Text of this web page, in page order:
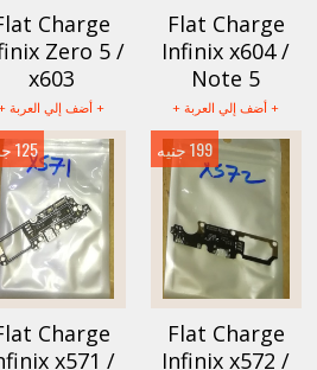
Flat Charge
Infinix x604 /
Note 5
+ أضف إلي العربة +
Charge
Zero 5 /
x603
+ أضف إلي العربة
Flat Charge
Infinix x572 /
199 جنيه
Charge
x571 /
125 جنيه